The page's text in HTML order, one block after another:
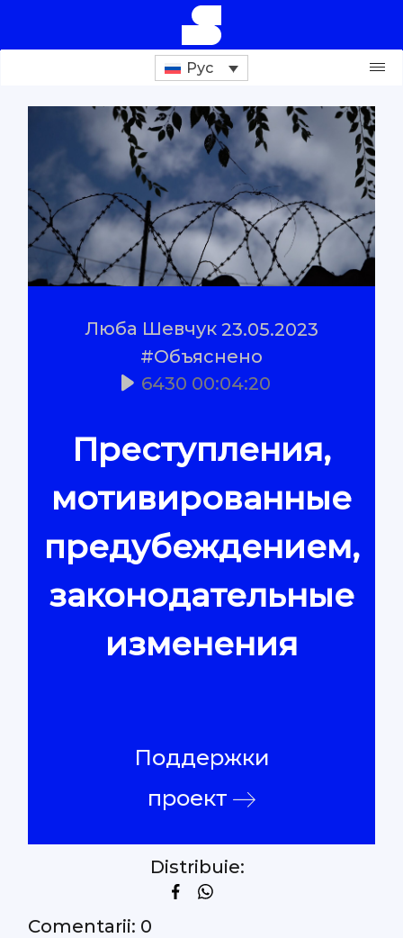
Расследования
Репортажи
#Проверено
#Объяснено
Поддержи проект
Рус
Люба Шевчук 23.05.2023
#Объяснено
6430 00:04:20
Преступления,
мотивированные
предубеждением,
законодательные
изменения
Поддержки
проект
Distribuie:
Comentarii: 0